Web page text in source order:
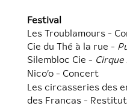
Festival
Les Troublamours -
Cie du Thé à la rue -
Silembloc Cie -
Nico’o - Concert
Les circasseries des
des Francas -